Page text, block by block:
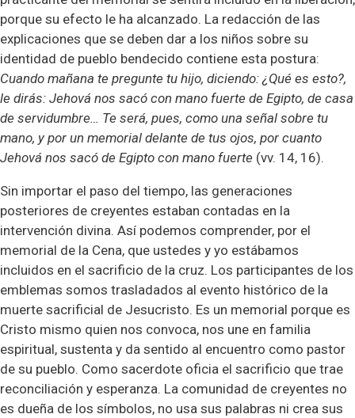
porque su efecto le ha alcanzado. La redacción de las
explicaciones que se deben dar a los niños sobre su
identidad de pueblo bendecido contiene esta postura:
Cuando mañana te pregunte tu hijo, diciendo: ¿Qué es esto?,
le dirás: Jehová nos sacó con mano fuerte de Egipto, de casa
de servidumbre… Te será, pues, como una señal sobre tu
mano, y por un memorial delante de tus ojos, por cuanto
Jehová nos sacó de Egipto con mano fuerte (vv. 14, 16).
Sin importar el paso del tiempo, las generaciones
posteriores de creyentes estaban contadas en la
intervención divina. Así podemos comprender, por el
memorial de la Cena, que ustedes y yo estábamos
incluidos en el sacrificio de la cruz. Los participantes de los
emblemas somos trasladados al evento histórico de la
muerte sacrificial de Jesucristo. Es un memorial porque es
Cristo mismo quien nos convoca, nos une en familia
espiritual, sustenta y da sentido al encuentro como pastor
de su pueblo. Como sacerdote oficia el sacrificio que trae
reconciliación y esperanza. La comunidad de creyentes no
es dueña de los símbolos, no usa sus palabras ni crea sus